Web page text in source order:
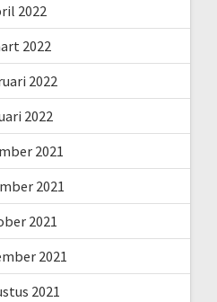
2022
2022
2022
2022
2021
2021
2021
2021
2021